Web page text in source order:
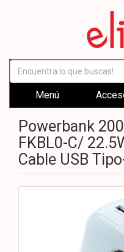
Menú
Powerbank
FKBL0-C/
Cable USB